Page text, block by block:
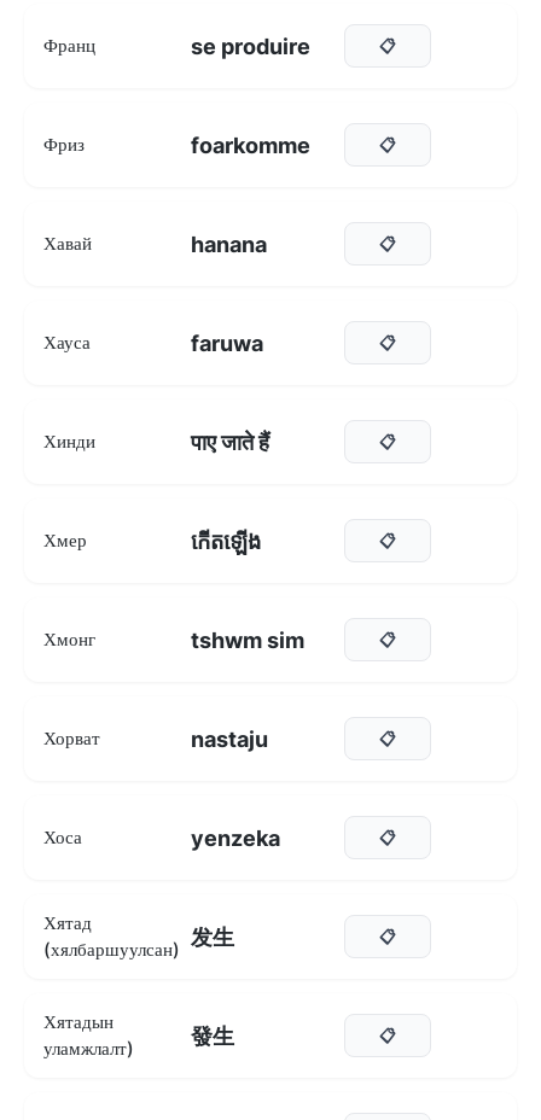
Франц se produire 📋
Фриз foarkomme 📋
Хавай hanana 📋
Хауса faruwa 📋
Хинди पाए जाते हैं 📋
Хмер កើតឡើង 📋
Хмонг tshwm sim 📋
Хорват nastaju 📋
Хоса yenzeka 📋
Хятад
(хялбаршуулсан) 发生 📋
Хятадын
уламжлалт)
發生 📋